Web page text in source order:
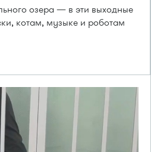
озера — в эти выходные
котам, музыке и роботам